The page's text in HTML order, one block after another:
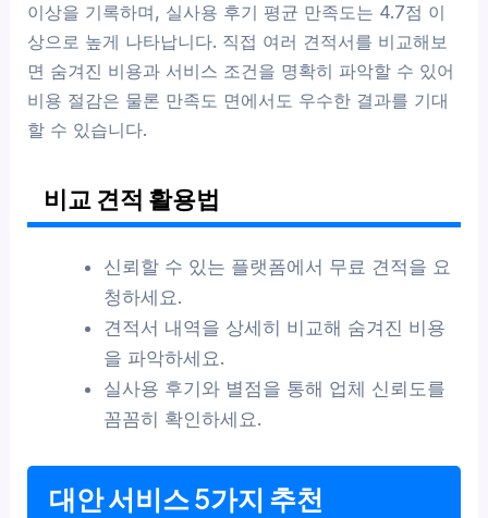
이상을 기록하며, 실사용 후기 평균 만족도는 4.7점 이
상으로 높게 나타납니다. 직접 여러 견적서를 비교해보
면 숨겨진 비용과 서비스 조건을 명확히 파악할 수 있어
비용 절감은 물론 만족도 면에서도 우수한 결과를 기대
할 수 있습니다.
비교 견적 활용법
신뢰할 수 있는 플랫폼에서 무료 견적을 요
청하세요.
견적서 내역을 상세히 비교해 숨겨진 비용
을 파악하세요.
실사용 후기와 별점을 통해 업체 신뢰도를
꼼꼼히 확인하세요.
대안 서비스 5가지 추천